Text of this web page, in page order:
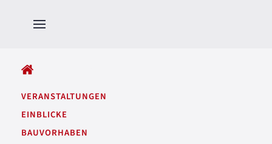
VERANSTALTUNGEN
EINBLICKE
BAUVORHABEN